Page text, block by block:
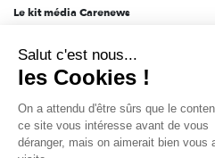
Le kit média Carenews
AEF info
Novethic
PRODURABLE
Inclusiv Day
Salut c'est nous...
les Cookies !
On a attendu d'être sûrs que le
ce site vous intéresse avant de vous
déranger, mais on aimerait bien vous